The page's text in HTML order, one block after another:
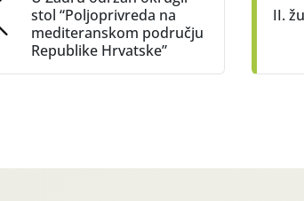
stol “Poljoprivreda na
mediteranskom području
Republike Hrvatske”
II.